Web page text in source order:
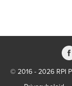
© 2016 - 2026 RPI